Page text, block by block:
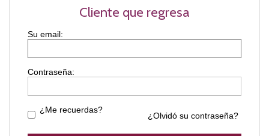
Cliente que regresa
Contraseña:
¿Me recuerdas?
¿Olvidó su contraseña?